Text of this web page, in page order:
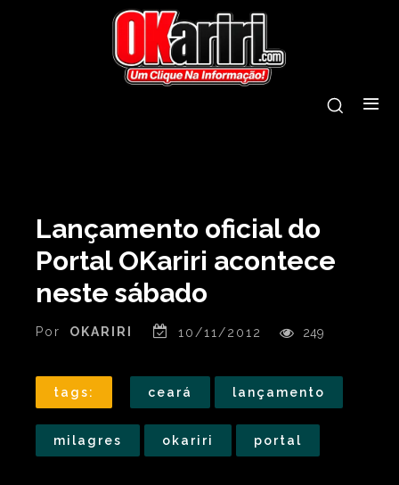
Lançamento oficial do
Portal OKariri acontece
neste sábado
Por OKARIRI 10/11/2012 249
tags: ceará lançamento
milagres okariri portal